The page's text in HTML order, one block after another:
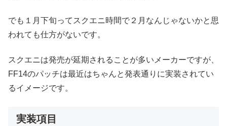
でも１月下旬ってスクエニ時間で２月なんじゃないかと思
われても仕方がないです。
スクエニは発売が延期されることが多いメーカーですが、
FF14のパッチは最近はちゃんと発表通りに実装されてい
るイメージです。
実装項目